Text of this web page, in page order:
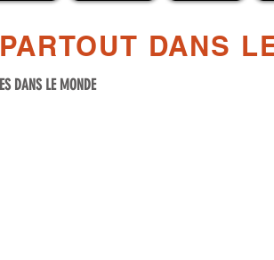
DANS
DANS LE MONDE